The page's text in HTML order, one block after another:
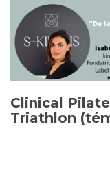
Clinical
Triathlon